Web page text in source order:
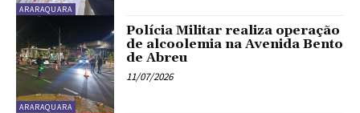
ARARAQUARA
ARARAQUARA
Polícia Militar realiza operação
de alcoolemia na Avenida Bento
de Abreu
11/07/2026